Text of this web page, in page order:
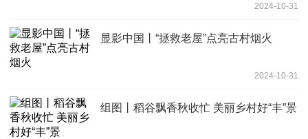
2024-10-31
显影中国丨“拯救老屋”点亮古村烟火
2024-10-31
组图丨稻谷飘香秋收忙 美丽乡村好“丰”景